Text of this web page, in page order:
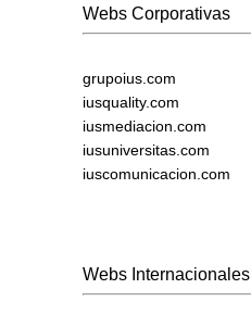
Webs Corporativas
grupoius.com
iusquality.com
iusmediacion.com
iusuniversitas.com
iuscomunicacion.com
Webs Internacionales